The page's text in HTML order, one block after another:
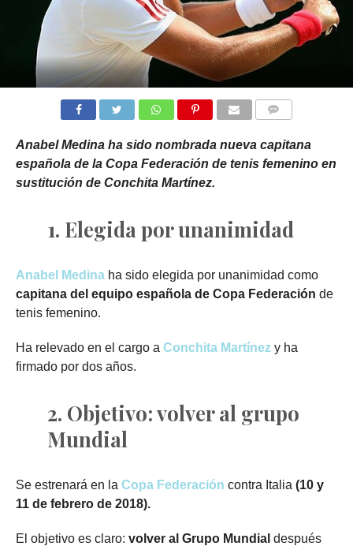
Anabel Medina ha sido nombrada nueva capitana
española de la Copa Federación de tenis femenino en
sustitución de Conchita Martínez.
1. Elegida por unanimidad
Anabel Medinaha sido elegida por unanimidad como
capitana del equipo española de Copa Federación de
tenis femenino.
Ha relevado en el cargo a Conchita Martínezy ha
firmado por dos años.
2. Objetivo: volver al grupo
Mundial
Se estrenará en la Copa Federación contra Italia (10 y
11 de febrero de 2018).
El objetivo es claro: volver al Grupo Mundial después